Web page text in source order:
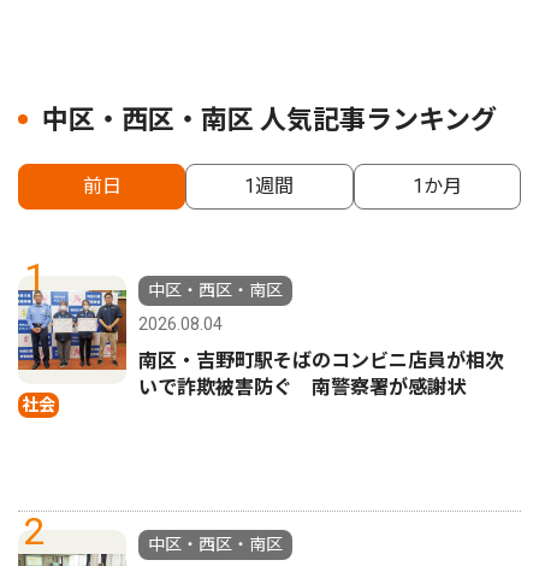
中区・西区・南区 人気記事ランキング
前日 1週間 1か月
1
社会
中区・西区・南区
2026.08.04
南区・吉野町駅そばのコンビニ店員が相次
いで詐欺被害防ぐ 南警察署が感謝状
2
中区・西区・南区